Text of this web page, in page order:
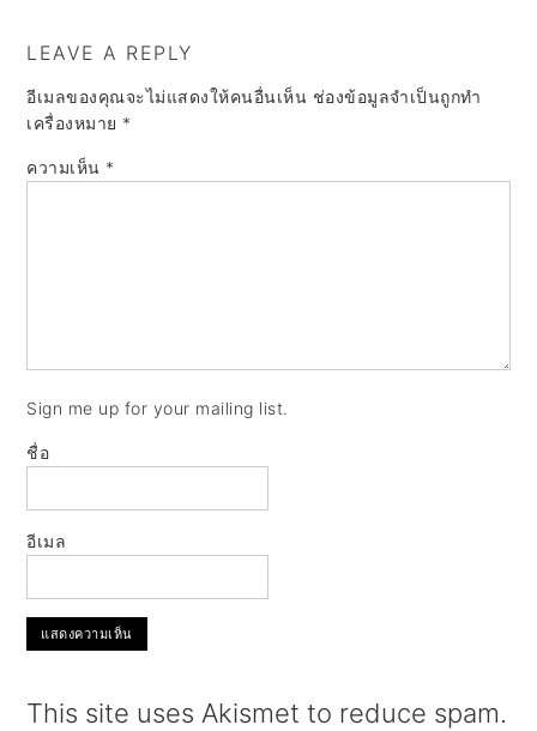
LEAVE A REPLY
อีเมลของคุณจะไม่แสดงให้คนอื่นเห็น ช่องข้อมูลจำเป็นถูกทำ
เครื่องหมาย *
ความเห็น *
Sign me up for your mailing list.
ชื่อ
อีเมล
This site uses Akismet to reduce spam.